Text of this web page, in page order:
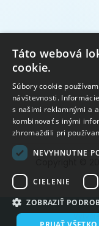
Copyright ©
Táto webová
cookie.
Súbory cookie
návštevnosti.
s našimi reklamnými a
kombinovať s inými
zhromaždili pri
NEVYHNUTNE
CIELENIE
ZOBRAZIŤ